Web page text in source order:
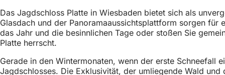
Tab)
neuen
Tab)
einem
neuen
Tab)
Das Jagdschloss Platte in Wiesbaden bietet sich als
Glasdach und der Panoramaaussichtsplattform sorgen für
das Jahr und die besinnlichen Tage oder stoßen Sie
Platte herrscht.
Gerade in den Wintermonaten, wenn der erste Schneefall
Jagdschlosses. Die Exklusivität, der umliegende Wald